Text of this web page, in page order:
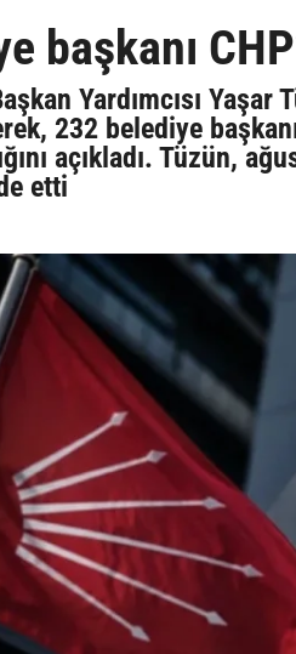
başkanı
Yardımcısı
232 belediye
açıkladı. Tüzün,
etti